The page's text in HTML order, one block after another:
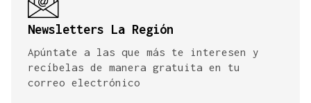
Newsletters La Región
Apúntate a las que más te interesen y
recíbelas de manera gratuita en tu
correo electrónico